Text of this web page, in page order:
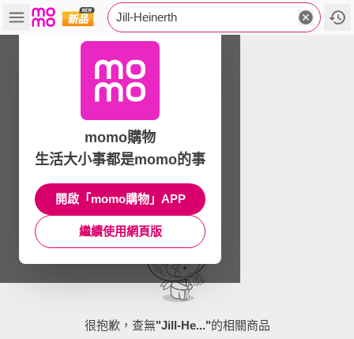
Jill-Heinerth
很抱歉，查無"Jill-He..."的相關商品
momo購物
生活大小事都是momo的事
開啟「momo購物」APP
繼續使用網頁版